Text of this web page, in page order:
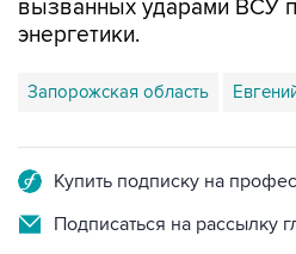
Запорожская область
Подписаться на рассылку
Получать оперативные
канале